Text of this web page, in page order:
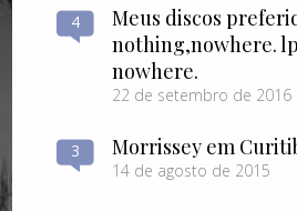
4
Meus discos
nothing​,​nowhere.
nowhere.
22 de setembro de 2016
3 Morrissey em
14 de agosto de 2015